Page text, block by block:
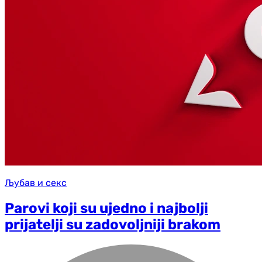
Љубав и секс
Parovi koji su ujedno i najbolji
prijatelji su zadovoljniji brakom